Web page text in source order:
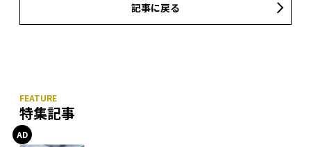
記事に戻る
特集記事